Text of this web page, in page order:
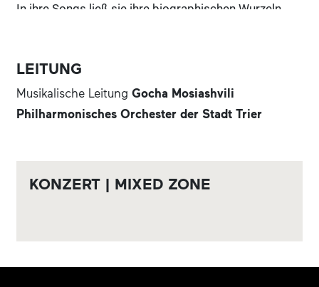
In ihre Songs ließ sie ihre biographischen Wurzeln
LEITUNG
Musikalische Leitung Gocha Mosiashvili
Philharmonisches Orchester der Stadt Trier
KONZERT | MIXED ZONE